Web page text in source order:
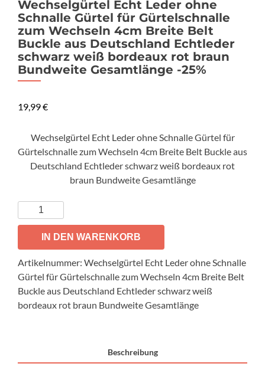
Wechselgürtel Echt Leder ohne
Schnalle Gürtel für Gürtelschnalle
zum Wechseln 4cm Breite Belt
Buckle aus Deutschland Echtleder
schwarz weiß bordeaux rot braun
Bundweite Gesamtlänge -25%
19,99€
Wechselgürtel Echt Leder ohne Schnalle Gürtel für
Gürtelschnalle zum Wechseln 4cm Breite Belt Buckle aus
Deutschland Echtleder schwarz weiß bordeaux rot
braun Bundweite Gesamtlänge
Wechselgürtel
Echt
ohne
Schnalle
Gürtel
für
Gürtelschnalle
Breite
IN DEN WARENKORB
Artikelnummer: Wechselgürtel Echt Leder ohne Schnalle
Gürtel für Gürtelschnalle zum Wechseln 4cm Breite Belt
Buckle aus Deutschland Echtleder schwarz weiß
bordeaux rot braun Bundweite Gesamtlänge
Beschreibung